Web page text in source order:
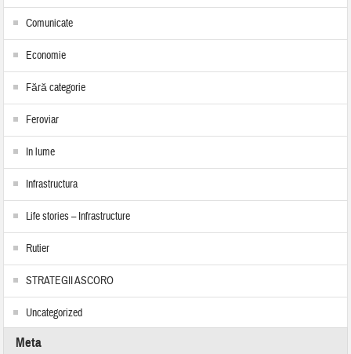
Comunicate
Economie
Fără categorie
Feroviar
In lume
Infrastructura
Life stories – Infrastructure
Rutier
STRATEGII ASCORO
Uncategorized
Meta